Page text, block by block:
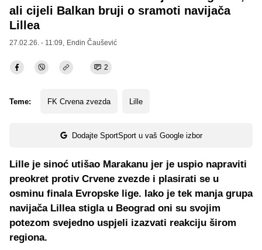
ali cijeli Balkan bruji o sramoti navijača
Lillea
27.02.26. - 11:09, Endin Čaušević
2
Teme: FK Crvena zvezda Lille
Dodajte SportSport u vaš Google izbor
Lille je sinoć utišao Marakanu jer je uspio napraviti
preokret protiv Crvene zvezde i plasirati se u
osminu finala Evropske lige. Iako je tek manja grupa
navijača Lillea stigla u Beograd oni su svojim
potezom svejedno uspjeli izazvati reakciju širom
regiona.